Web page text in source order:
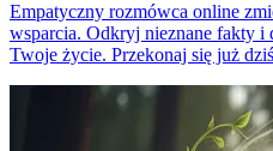
Empatyczny rozmówca online
wsparcia. Odkryj nieznane fakty
Twoje życie. Przekonaj się już